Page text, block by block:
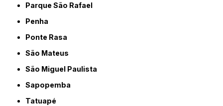
Parque São Rafael
Penha
Ponte Rasa
São Mateus
São Miguel Paulista
Sapopemba
Tatuapé